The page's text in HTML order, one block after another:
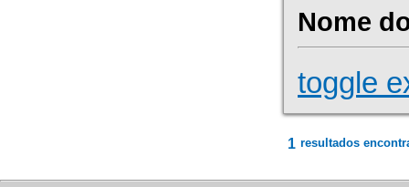
Nome
toggle
1 resultados